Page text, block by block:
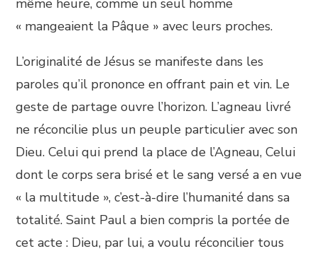
même heure, comme un seul homme
« mangeaient la Pâque » avec leurs proches.
L’originalité de Jésus se manifeste dans les
paroles qu’il prononce en offrant pain et vin. Le
geste de partage ouvre l’horizon. L’agneau livré
ne réconcilie plus un peuple particulier avec son
Dieu. Celui qui prend la place de l’Agneau, Celui
dont le corps sera brisé et le sang versé a en vue
« la multitude », c’est-à-dire l’humanité dans sa
totalité. Saint Paul a bien compris la portée de
cet acte : Dieu, par lui, a voulu réconcilier tous